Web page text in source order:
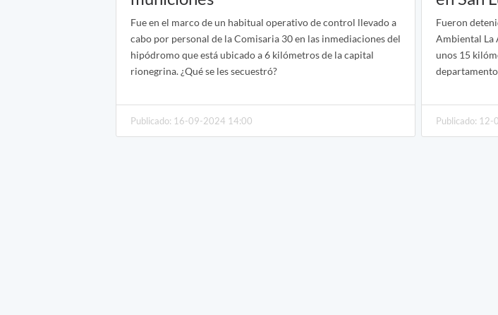
Fue en el marco de un habitual operativo de control llevado a
cabo por personal de la Comisaria 30 en las inmediaciones del
hipódromo que está ubicado a 6 kilómetros de la capital
rionegrina. ¿Qué se les secuestró?
Publicado: 16-09-2024 14:00
Fueron
Ambiental La
unos 15
Publicado: